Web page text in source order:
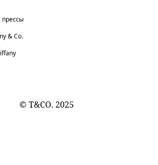
прессы
& Co.
© T&CO. 2025